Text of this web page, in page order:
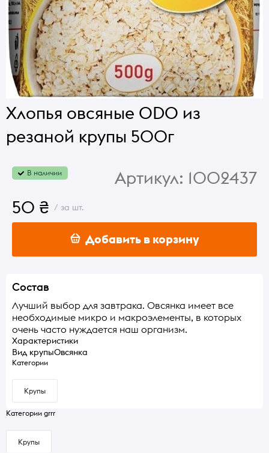
Хлопья овсяные ODO из
резаной крупы 500г
В наличии Артикул: 1002437
50 ₴ / за шт.
Добавить в корзину
Состав
Лучший выбор для завтрака. Овсянка имеет все
необходимые микро и макроэлементы, в которых
очень часто нуждается наш организм.
Характеристики
Вид крупыОвсянка
Категории
Крупы
Категории grrr
Крупы